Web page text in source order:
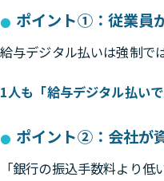
ポイント①：従業員
給与デジタル払いは強制で
1人も「給与デジタル払い
ポイント②：会社が
「銀行の振込手数料より